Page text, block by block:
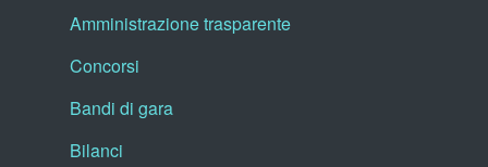
Amministrazione trasparente
Concorsi
Bandi di gara
Bilanci